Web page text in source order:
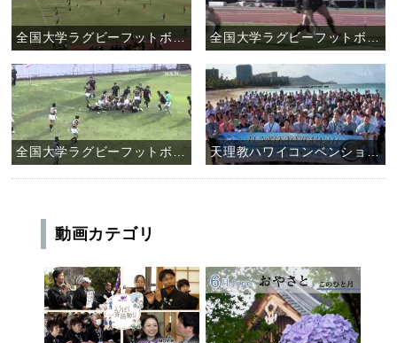
全国大学ラグビーフットボール選手権大会 天理大学ラグビー部 決勝戦 全国大学ラグビーフットボール選手権大会 天理大学ラグビー部 準決勝戦
天理教ハワイコンベンション2011
動画カテゴリ